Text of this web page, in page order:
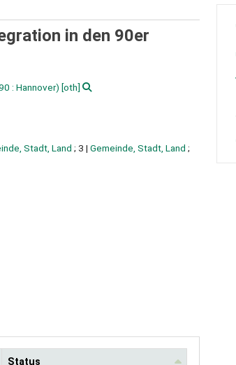
in den 90er
: Hannover) [oth]
Stadt, Land ; 3 | Gemeinde, Stadt, Land ;
Status